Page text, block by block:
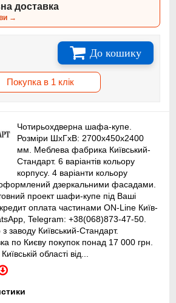
доставка
→
До кошику
Покупка в 1 клік
Чотирьохдверна шафа-купе.
Розміри ШхГхВ: 2700х450x2400
мм. Меблева фабрика Київський-
Стандарт. 6 варіантів кольору
корпусу. 4 варіанти кольору
дзеркальними фасадами.
проект шафи-купе під Ваші
оплата частинами ON-Line Київ-
Telegram: +38(068)873-47-50.
заводу Київський-Стандарт.
по Києву покупок понад 17 000 грн.
області від...